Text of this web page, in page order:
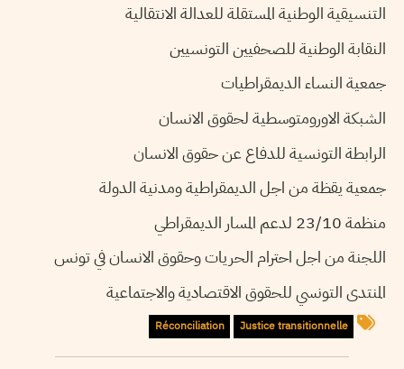
التنسيقية الوطنية المستقلة للعدالة الانتقالية
النقابة الوطنية للصحفيين التونسيين
جمعية النساء الديمقراطيات
الشبكة الاورومتوسطية لحقوق الانسان
الرابطة التونسية للدفاع عن حقوق الانسان
جمعية يقظة من اجل الديمقراطية ومدنية الدولة
منظمة 23/10 لدعم المسار الديمقراطي
اللجنة من اجل احترام الحريات وحقوق الانسان في تونس
المنتدى التونسي للحقوق الاقتصادية والاجتماعية
Justice transitionnelle
Réconciliation